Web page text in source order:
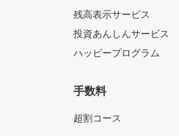
残高表示サービス
投資あんしんサービス
ハッピープログラム
手数料
超割コース